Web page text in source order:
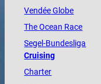
VendéeGlobe
TheOcean Race
Segel-Bundesliga
Cruising
Charter